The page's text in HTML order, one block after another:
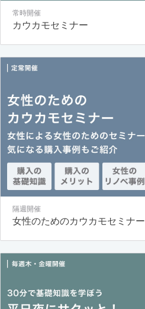
常時開催
カウカモセミナー
隔週開催
女性のためのカウカモセミナー